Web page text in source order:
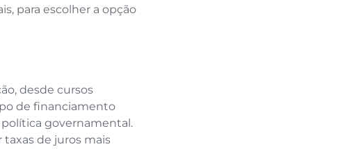
para escolher a opção
desde cursos
de financiamento
governamental.
de juros mais